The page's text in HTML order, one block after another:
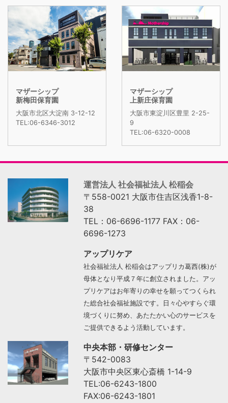
マザーシップ
新梅田保育園
大阪市北区大淀南 3-12-12
TEL:06-6346-3012
マザーシップ
上新庄保育園
大阪市東淀川区豊里 2-25-
9
TEL:06-6320-0008
運営法人 社会福祉法人 松稲会
〒558-0021 大阪市住吉区浅香1-8-
38
TEL：06-6696-1177 FAX：06-
6696-1273
アップリケア
社会福祉法人 松稲会はアップリカ葛西(株)が
母体となり平成７年に創立されました。アッ
プリケアはお年寄りの幸せを願ってつくられ
た総合社会福祉施設です。日々心やすらぐ環
境づくりに努め、あたたかい心のサービスを
ご提供できるよう活動しています。
中央本部・研修センター
〒542-0083
大阪市中央区東心斎橋 1-14-9
TEL:06-6243-1800
FAX:06-6243-1801